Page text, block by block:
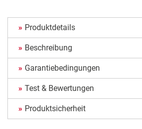
Produktdetails
Beschreibung
Garantiebedingungen
Test & Bewertungen
Produktsicherheit